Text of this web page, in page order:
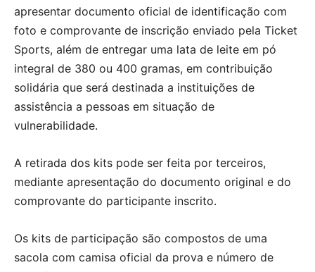
apresentar documento oficial de identificação com
foto e comprovante de inscrição enviado pela Ticket
Sports, além de entregar uma lata de leite em pó
integral de 380 ou 400 gramas, em contribuição
solidária que será destinada a instituições de
assistência a pessoas em situação de
vulnerabilidade.
A retirada dos kits pode ser feita por terceiros,
mediante apresentação do documento original e do
comprovante do participante inscrito.
Os kits de participação são compostos de uma
sacola com camisa oficial da prova e número de